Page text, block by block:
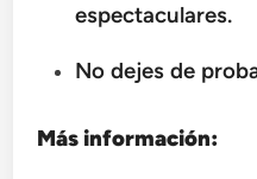
espectaculares.
No dejes de
Más información: